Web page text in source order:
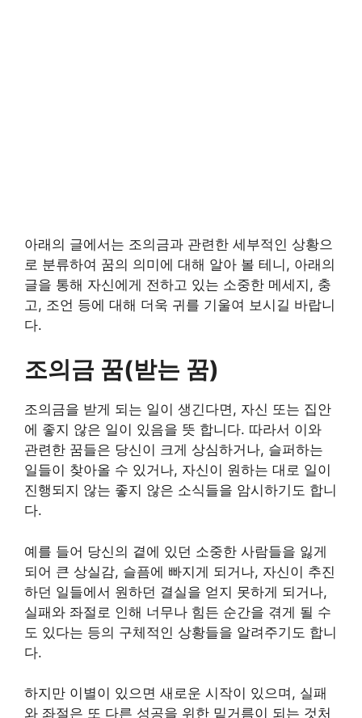
아래의 글에서는 조의금과 관련한 세부적인 상황으
로 분류하여 꿈의 의미에 대해 알아 볼 테니, 아래의
글을 통해 자신에게 전하고 있는 소중한 메세지, 충
고, 조언 등에 대해 더욱 귀를 기울여 보시길 바랍니
다.
조의금 꿈(받는 꿈)
조의금을 받게 되는 일이 생긴다면, 자신 또는 집안
에 좋지 않은 일이 있음을 뜻 합니다. 따라서 이와
관련한 꿈들은 당신이 크게 상심하거나, 슬퍼하는
일들이 찾아올 수 있거나, 자신이 원하는 대로 일이
진행되지 않는 좋지 않은 소식들을 암시하기도 합니
다.
예를 들어 당신의 곁에 있던 소중한 사람들을 잃게
되어 큰 상실감, 슬픔에 빠지게 되거나, 자신이 추진
하던 일들에서 원하던 결실을 얻지 못하게 되거나,
실패와 좌절로 인해 너무나 힘든 순간을 겪게 될 수
도 있다는 등의 구체적인 상황들을 알려주기도 합니
다.
하지만 이별이 있으면 새로운 시작이 있으며, 실패
와 좌절은 또 다른 성공을 위한 밑거름이 되는 것처